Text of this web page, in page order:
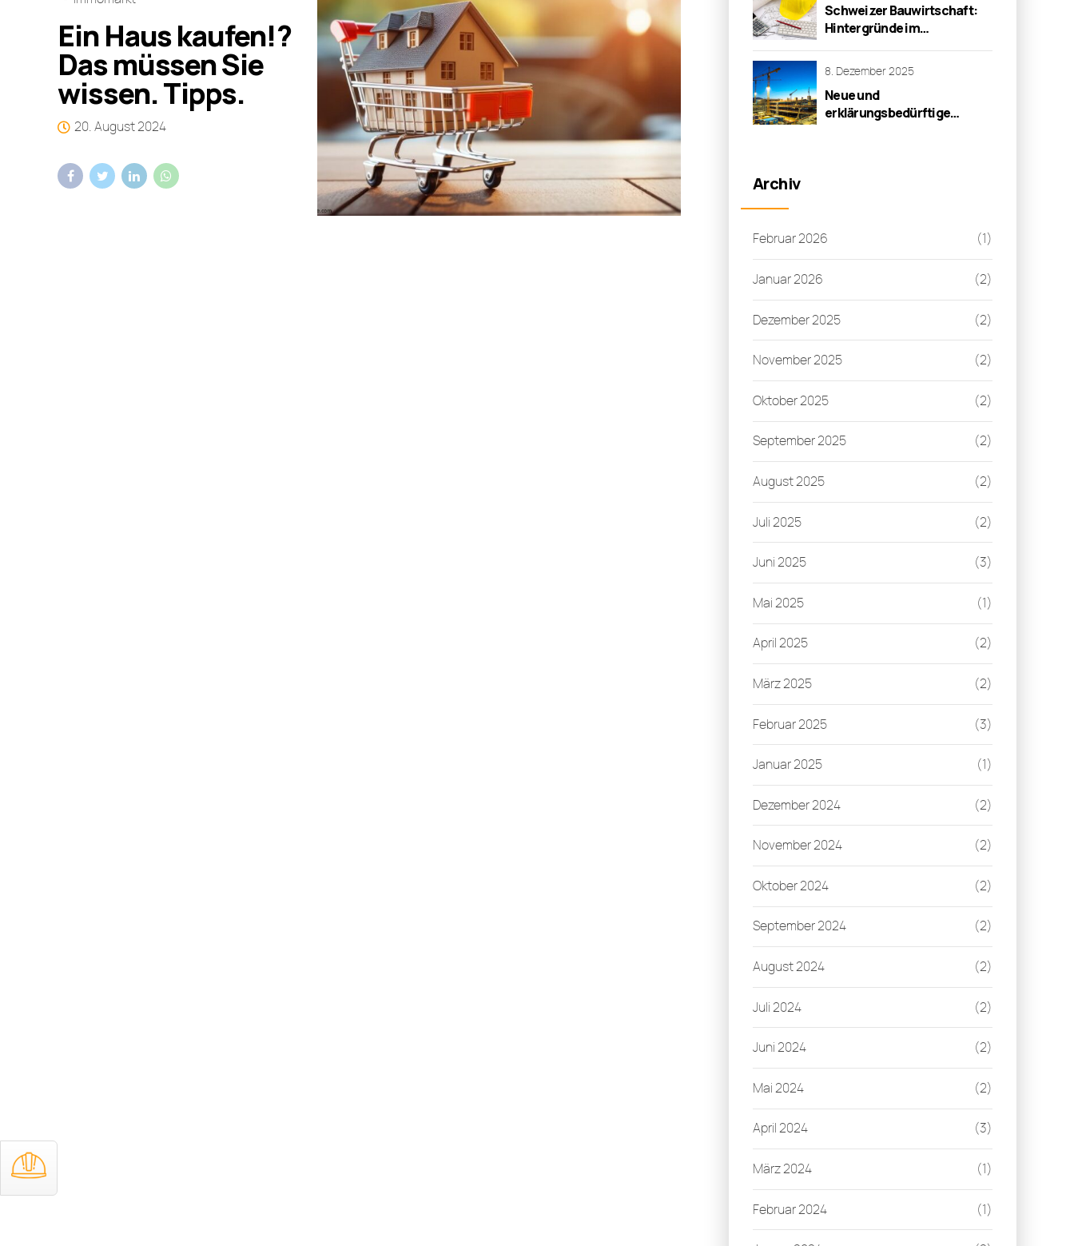
Ein Haus kaufen!?
Das müssen Sie
wissen. Tipps.
20. August 2024
Schweizer Bauwirtschaft:
Hintergründe im
8. Dezember 2025
Neue und
erklärungsbedürftige
Archiv
Februar 2026 (1)
Januar 2026 (2)
Dezember 2025 (2)
November 2025 (2)
Oktober 2025 (2)
September 2025 (2)
August 2025 (2)
Juli 2025 (2)
Juni 2025 (3)
Mai 2025 (1)
April 2025 (2)
März 2025 (2)
Februar 2025 (3)
Januar 2025 (1)
Dezember 2024 (2)
November 2024 (2)
Oktober 2024 (2)
September 2024 (2)
August 2024 (2)
Juli 2024 (2)
Juni 2024 (2)
Mai 2024 (2)
April 2024 (3)
März 2024 (1)
Februar 2024 (1)